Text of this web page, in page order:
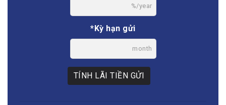
%/year
*Kỳ hạn gửi
month
TÍNH LÃI TIỀN GỬI